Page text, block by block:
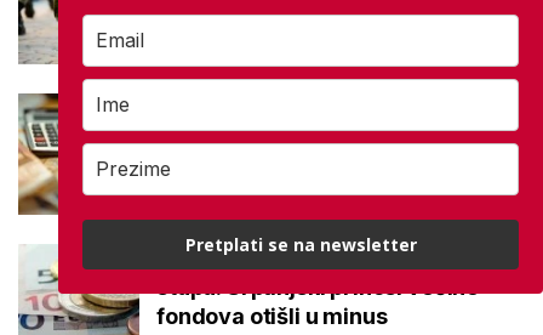
140.000 umirovljenika
Važna brojka za kategoriju štednje
u drugom stupu
Negativna promjena u drugom
fondova otišli u minus
Pretplati se na newsletter